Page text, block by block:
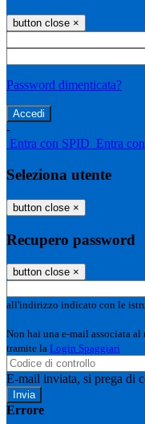
button close ×
Password dimenticata?
-
Entra con SPID Entra
Seleziona utente
button close ×
Recupero password
button close ×
all'indirizzo indicato con le
Non hai una e-mail associata
tramite la Login Spaggiari
E-mail inviata, si prega di
Errore